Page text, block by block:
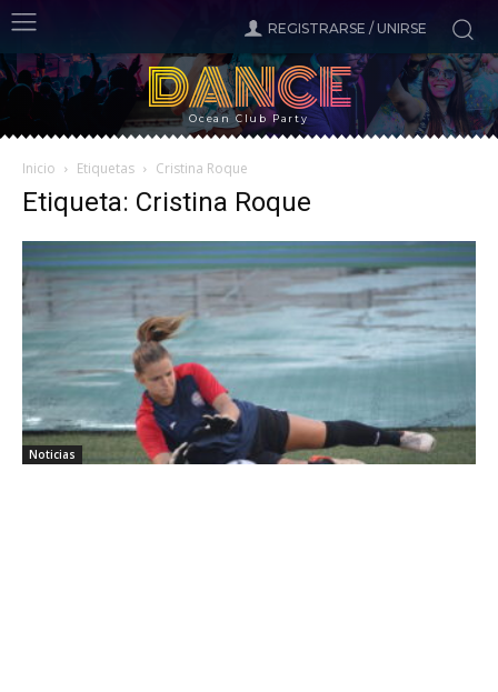
REGISTRARSE / UNIRSE
DANCE
Ocean Club Party
Inicio Etiquetas Cristina Roque
Etiqueta: Cristina Roque
Noticias